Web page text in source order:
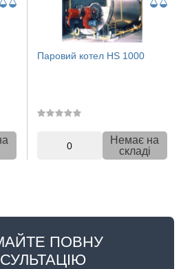
Паровий котел HS 1000
0
Немає на
складі
ПОВНУ